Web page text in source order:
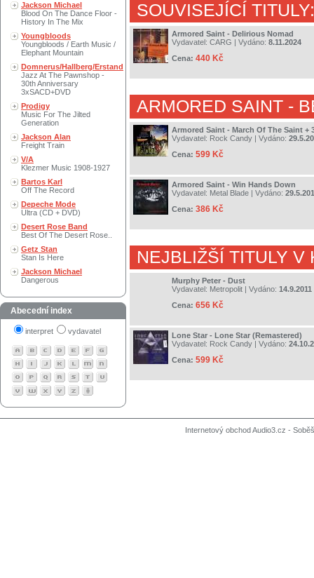
Jackson Michael
Blood On The Dance Floor -
History In The Mix
Youngbloods
Youngbloods / Earth Music /
Elephant Mountain
Domnerus/Hallberg/Erstand
Jazz At The Pawnshop -
30th Anniversary
3xSACD+DVD
Prodigy
Music For The Jilted
Generation
Jackson Alan
Freight Train
V/A
Klezmer Music 1908-1927
Bartos Karl
Off The Record
Depeche Mode
Ultra (CD + DVD)
Desert Rose Band
Best Of The Desert Rose..
Getz Stan
Stan Is Here
Jackson Michael
Dangerous
Abecední index
interpret vydavatel
SOUVISEJÍCÍ TITULY:
Armored Saint - Delirious Nomad
Vydavatel: CARG | Vydáno: 8.11.2024
Cena: 440 Kč
ARMORED SAINT -
Armored Saint - March Of The Saint +
Vydavatel: Rock Candy | Vydáno:
Cena: 599 Kč
Armored Saint - Win Hands Down
Vydavatel: Metal Blade | Vydáno:
Cena: 386 Kč
NEJBLIŽŠÍ TITULY V
Murphy Peter - Dust
Vydavatel: Metropolit | Vydáno: 14.9.2011
Cena: 656 Kč
Lone Star - Lone Star (Remastered)
Vydavatel: Rock Candy | Vydáno:
Cena: 599 Kč
Internetový obchod Audio3.cz -